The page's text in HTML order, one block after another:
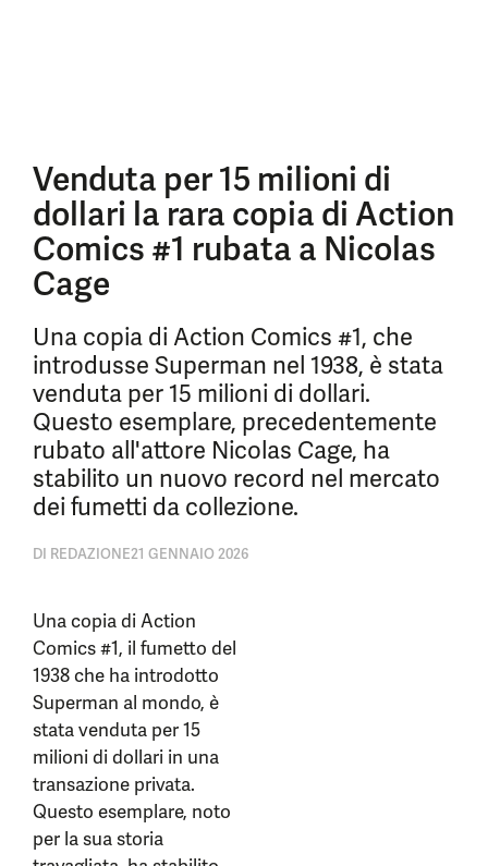
Venduta per 15 milioni di
dollari la rara copia di Action
Comics #1 rubata a Nicolas
Cage
Una copia di Action Comics #1, che
introdusse Superman nel 1938, è stata
venduta per 15 milioni di dollari.
Questo esemplare, precedentemente
rubato all'attore Nicolas Cage, ha
stabilito un nuovo record nel mercato
dei fumetti da collezione.
DI REDAZIONE21 GENNAIO 2026
Una copia di Action
Comics #1, il fumetto del
1938 che ha introdotto
Superman al mondo, è
stata venduta per 15
milioni di dollari in una
transazione privata.
Questo esemplare, noto
per la sua storia